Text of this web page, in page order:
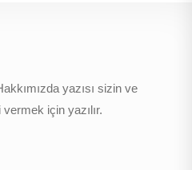
yazısı sizin ve
vermek için yazılır.